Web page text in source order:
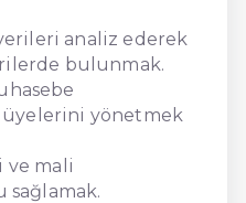
analiz ederek
bulunmak.
yönetmek
ve mali